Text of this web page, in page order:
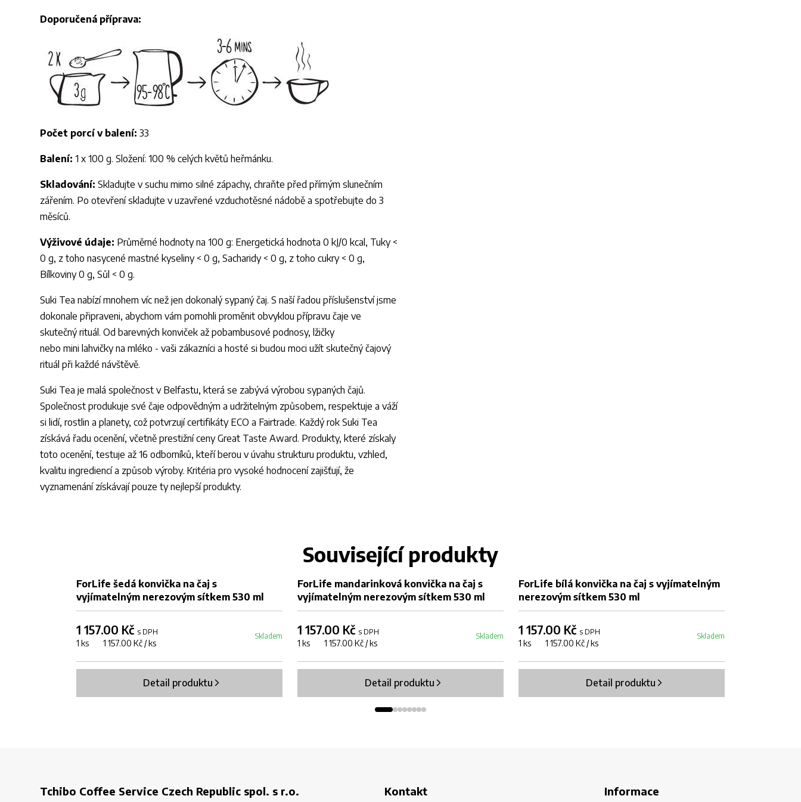
Doporučená příprava:
Počet porcí v balení: 33
Balení: 1 x 100 g. Složení: 100 % celých květů heřmánku.
Skladování: Skladujte v suchu mimo silné zápachy, chraňte před přímým slunečním
zářením. Po otevření skladujte v uzavřené vzduchotěsné nádobě a spotřebujte do 3
měsíců.
Výživové údaje: Průměrné hodnoty na 100 g: Energetická hodnota 0 kJ/0 kcal, Tuky <
0 g, z toho nasycené mastné kyseliny < 0 g, Sacharidy < 0 g, z toho cukry < 0 g,
Bílkoviny 0 g, Sůl < 0 g.
Suki Tea nabízí mnohem víc než jen dokonalý sypaný čaj. S naší řadou příslušenství jsme
dokonale připraveni, abychom vám pomohli proměnit obvyklou přípravu čaje ve
skutečný rituál. Od barevných konviček až pobambusové podnosy, lžičky
nebo mini lahvičky na mléko - vaši zákazníci a hosté si budou moci užít skutečný čajový
rituál při každé návštěvě.
Suki Tea je malá společnost v Belfastu, která se zabývá výrobou sypaných čajů.
Společnost produkuje své čaje odpovědným a udržitelným způsobem, respektuje a váží
si lidí, rostlin a planety, což potvrzují certifikáty ECO a Fairtrade. Každý rok Suki Tea
získává řadu ocenění, včetně prestižní ceny Great Taste Award. Produkty, které získaly
toto ocenění, testuje až 16 odborníků, kteří berou v úvahu strukturu produktu, vzhled,
kvalitu ingrediencí a způsob výroby. Kritéria pro vysoké hodnocení zajišťují, že
vyznamenání získávají pouze ty nejlepší produkty.
Související produkty
ForLife šedá konvička na čaj s
vyjímatelným nerezovým sítkem 530 ml
1 157.00 Kč s DPH
1 ks 1 157.00 Kč / ks
Skladem
Detail produktu
ForLife mandarinková konvička na čaj s
vyjímatelným nerezovým sítkem 530 ml
1 157.00 Kč s DPH
1 ks 1 157.00 Kč / ks
Skladem
Detail produktu
ForLife bílá konvička na čaj s vyjímatelným
nerezovým sítkem 530 ml
1 157.00 Kč s DPH
1 ks 1 157.00 Kč / ks
Skladem
Detail produktu
Tchibo Coffee Service Czech Republic spol. s r.o. Kontakt Informace